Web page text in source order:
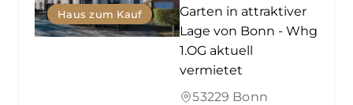
Haus zum Kauf
Garten in attraktiver
Lage von Bonn - Whg
1.OG aktuell
vermietet
53229 Bonn